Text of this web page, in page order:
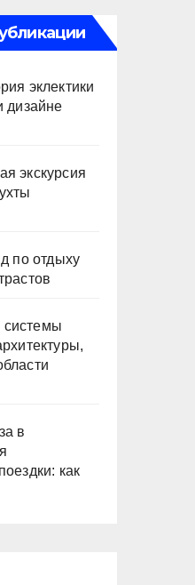
эклектики
дизайне
экскурсия
по отдыху
в
как